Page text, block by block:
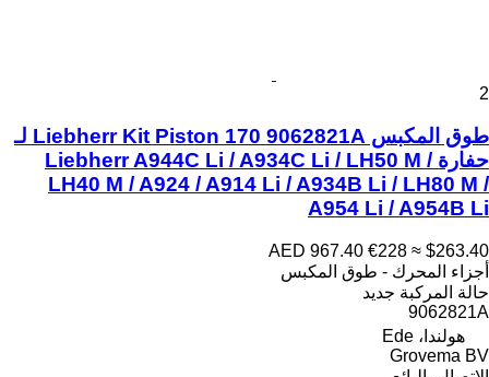
2
طوق المكبس Liebherr Kit Piston 170 9062821A لـ
حفارة Liebherr A944C Li / A934C Li / LH50 M /
LH40 M / A924 / A914 Li / A934B Li / LH80 M /
A954 Li / A954B Li
AED 967.40 €228 ≈ $263.40
أجزاء المحرك - طوق المكبس
حالة المركبة جديد
9062821A
هولندا، Ede
Grovema BV